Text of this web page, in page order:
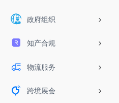
政府组织
知产合规
物流服务
跨境展会